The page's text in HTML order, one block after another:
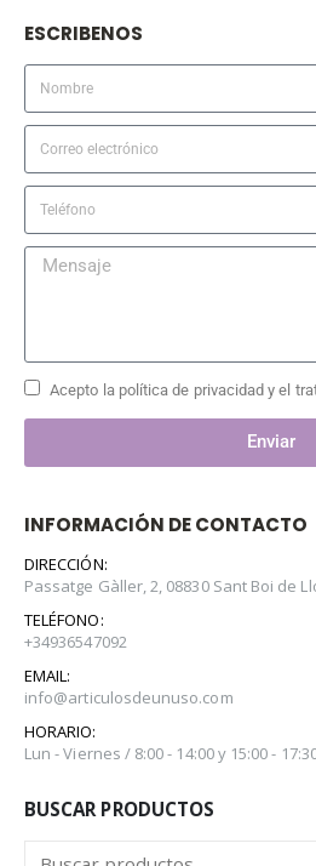
ESCRIBENOS
Acepto la política de privacidad y el
Enviar
INFORMACIÓN DE CONTACTO
DIRECCIÓN:
Passatge Gàller, 2, 08830 Sant Boi de
TELÉFONO:
+34936547092
EMAIL:
info@articulosdeunuso.com
HORARIO:
Lun - Viernes / 8:00 - 14:00 y 15:00 -
BUSCAR PRODUCTOS